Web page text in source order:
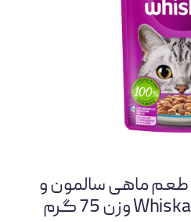
ماهی سالمون و